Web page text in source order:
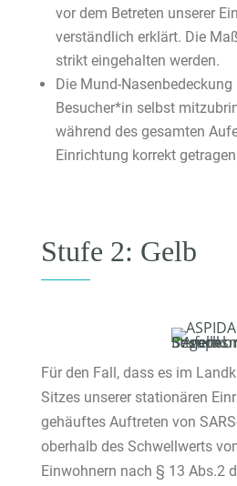
vor dem Betreten unserer
verständlich erklärt. Die
strikt eingehalten werden.
Die Mund-
Besucher*in selbst
während des gesamten
Einrichtung korrekt
Stufe 2: Gelb
Für den Fall, dass es im
Sitzes unserer stationären
gehäuftes Auftreten von
oberhalb des Schwellwerts
Einwohnern nach § 13 Abs.2